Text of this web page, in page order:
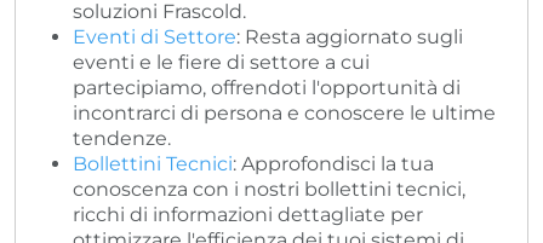
soluzioni Frascold.
Eventi di Settore: Resta aggiornato sugli
eventi e le fiere di settore a cui
partecipiamo, offrendoti l'opportunità di
incontrarci di persona e conoscere le ultime
tendenze.
Bollettini Tecnici: Approfondisci la tua
conoscenza con i nostri bollettini tecnici,
ricchi di informazioni dettagliate per